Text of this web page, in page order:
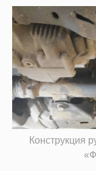
Конструкция